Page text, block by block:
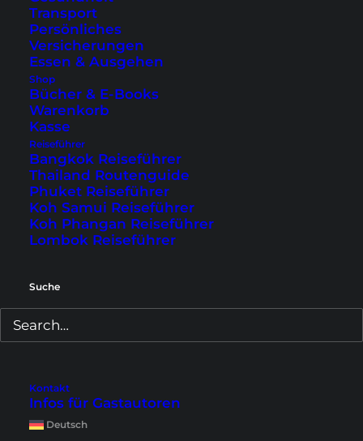
Transport
Persönliches
Versicherungen
Essen & Ausgehen
Shop
Bücher & E-Books
Warenkorb
Kasse
Reiseführer
Bangkok Reiseführer
Thailand Routenguide
Phuket Reiseführer
Koh Samui Reiseführer
Koh Phangan Reiseführer
Lombok Reiseführer
Suche
Kontakt
Infos für Gastautoren
Deutsch